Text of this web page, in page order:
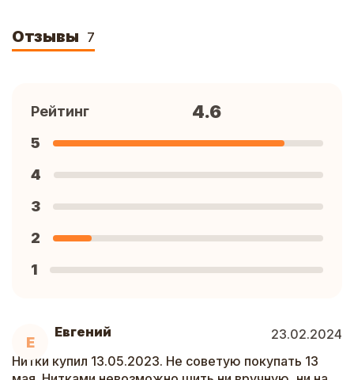
Отзывы 7
Е
Евгений
23.02.2024
Нитки купил 13.05.2023. Не советую покупать 13
Рейтинг 4.6
5
4
3
2
1